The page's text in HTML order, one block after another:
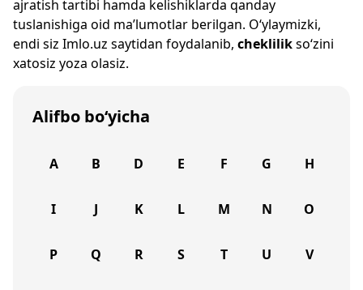
ajratish tartibi hamda kelishiklarda qanday
tuslanishiga oid ma’lumotlar berilgan. O‘ylaymizki,
endi siz Imlo.uz saytidan foydalanib, cheklilikso‘zini
xatosiz yoza olasiz.
Alifbo bo‘yicha
A B D E F G H
I J K L M N O
P Q R S T U V